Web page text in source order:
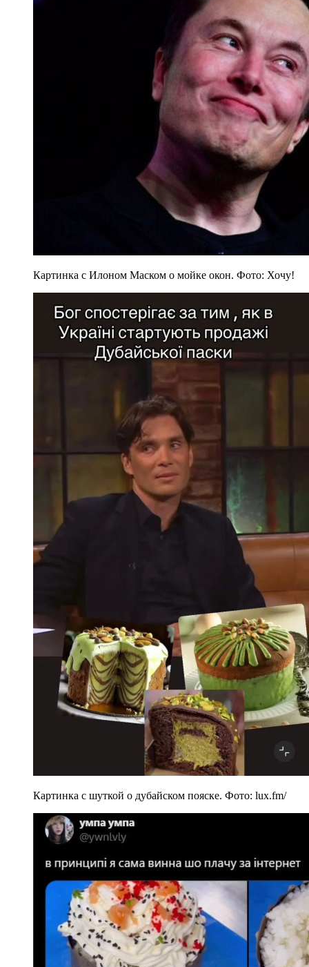
Картинка с Илоном Маском о мойке окон. Фото: Хочу!
Картинка с шуткой о дубайском пояске. Фото: lux.fm/